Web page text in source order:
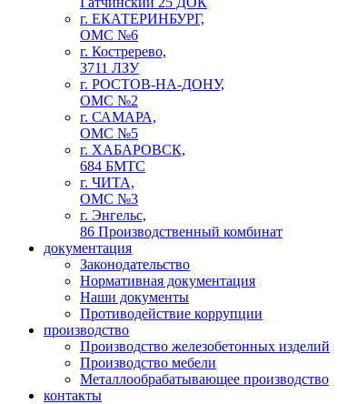
г. ЕКАТЕРИНБУРГ,
ОМС №6
г. Костререво,
3711 ЛЗУ
г. РОСТОВ-НА-ДОНУ,
ОМС №2
г. САМАРА,
ОМС №5
г. ХАБАРОВСК,
684 БМТС
г. ЧИТА,
ОМС №3
г. Энгельс,
86 Производственный комбинат
документация
Законодательство
Нормативная документация
Наши документы
Противодействие коррупции
производство
Производство железобетонных изделий
Производство мебели
Металлообрабатывающее производство
контакты